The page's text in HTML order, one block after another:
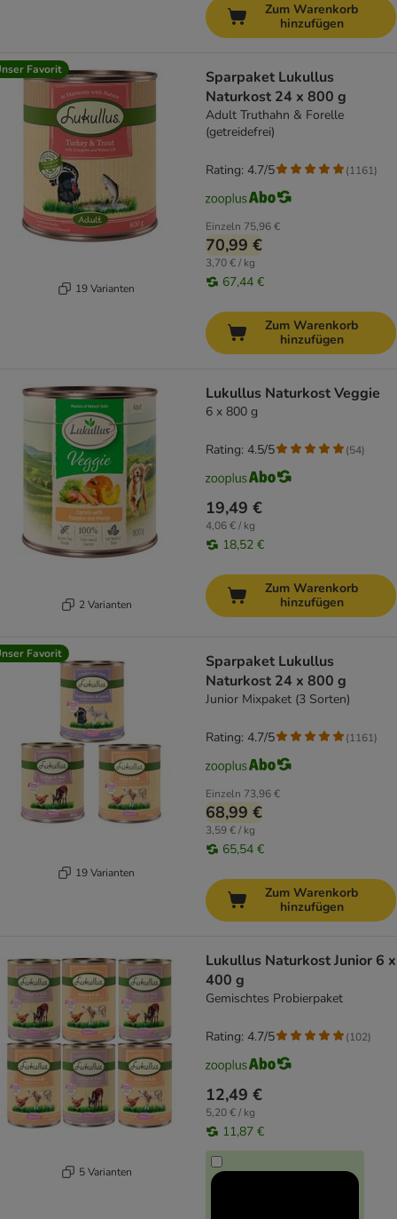
Zum Warenkorb
hinzufügen
Favorit
19 Varianten
Sparpaket Lukullus
Naturkost 24 x 800 g
Adult Truthahn & Forelle
(getreidefrei)
Einzeln 75,96 €
70,99 €
3,70 € / kg
67,44 €
Rating: 4.7/5 (1161)
Zum Warenkorb
hinzufügen
2 Varianten
Lukullus Naturkost Veggie
6 x 800 g
19,49 €
4,06 € / kg
18,52 €
Rating: 4.5/5 (54)
Zum Warenkorb
hinzufügen
Favorit
19 Varianten
Sparpaket Lukullus
Naturkost 24 x 800 g
Junior Mixpaket (3 Sorten)
Einzeln 73,96 €
68,99 €
3,59 € / kg
65,54 €
Rating: 4.7/5 (1161)
Zum Warenkorb
hinzufügen
5 Varianten
Lukullus Naturkost Junior 6 x
400 g
Gemischtes Probierpaket
12,49 €
5,20 € / kg
11,87 €
Rating: 4.7/5 (102)